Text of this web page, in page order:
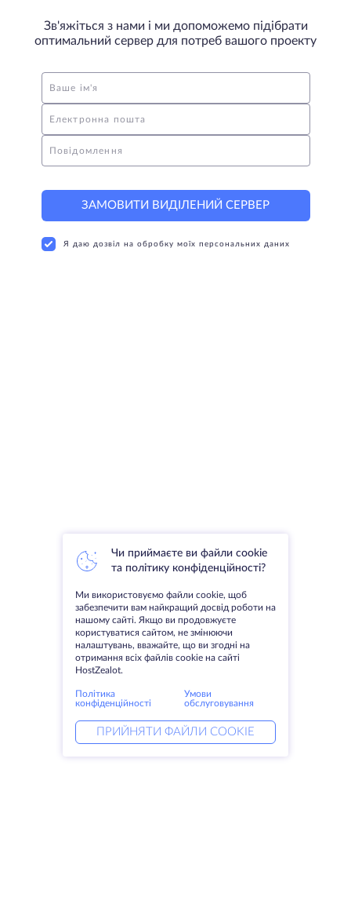
Зв'яжіться з нами і ми допоможемо підібрати
оптимальний сервер для потреб вашого проекту
Ваше ім'я
Електронна пошта
Повідомлення
ЗАМОВИТИ ВИДІЛЕНИЙ СЕРВЕР
Я даю дозвіл на обробку моїх персональних даних
Чи приймаєте ви файли cookie
та політику конфіденційності?
Ми використовуємо файли cookie, щоб
забезпечити вам найкращий досвід роботи на
нашому сайті. Якщо ви продовжуєте
користуватися сайтом, не змінюючи
налаштувань, вважайте, що ви згодні на
отримання всіх файлів cookie на сайті
HostZealot.
Політика
конфіденційності
Умови
обслуговування
ПРИЙНЯТИ ФАЙЛИ COOKIE